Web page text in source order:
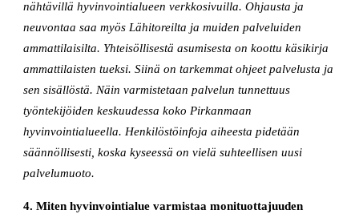
nähtävillä hyvinvointialueen verkkosivuilla. Ohjausta ja
neuvontaa saa myös Lähitoreilta ja muiden palveluiden
ammattilaisilta. Yhteisöllisestä asumisesta on koottu käsikirja
ammattilaisten tueksi. Siinä on tarkemmat ohjeet palvelusta ja
sen sisällöstä. Näin varmistetaan palvelun tunnettuus
työntekijöiden keskuudessa koko Pirkanmaan
hyvinvointialueella. Henkilöstöinfoja aiheesta pidetään
säännöllisesti, koska kyseessä on vielä suhteellisen uusi
palvelumuoto.
4. Miten hyvinvointialue varmistaa monituottajuuden